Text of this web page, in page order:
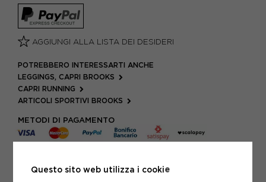
AGGIUNGI ALLA LISTA DEI DESIDERI
POTREBBERO INTERESSARTI ANCHE
LEGGINGS, CAPRI BROOKS
CAPRI RUNNING
ARTICOLI SPORTIVI BROOKS
METODI DI PAGAMENTO
PIÙ INFORMAZIONI
Questo sito web utilizza i cookie